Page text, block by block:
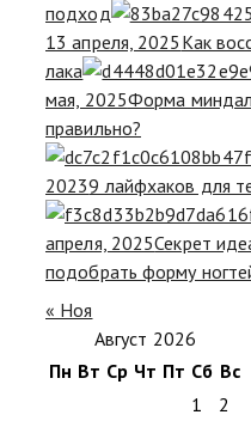
подход
13 апреля, 2025 Как
лака
мая, 2025Форма
правильно?
20239 лайфхаков для
апреля, 2025Секрет
подобрать форму
« Ноя
Август 2026
Пн Вт Ср Чт Пт Сб Вс
1
2